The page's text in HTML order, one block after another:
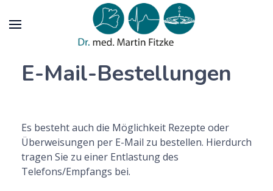
E-Mail-Bestellungen
Es besteht auch die Möglichkeit Rezepte oder
Überweisungen per E-Mail zu bestellen. Hierdurch
tragen Sie zu einer Entlastung des
Telefons/Empfangs bei.